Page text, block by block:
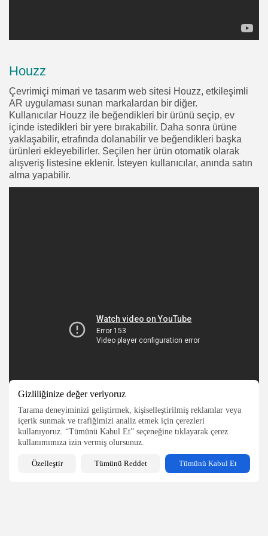
Gizliliğinize değer veriyoruz
Tarama deneyiminizi geliştirmek, kişiselleştirilmiş reklamlar veya
içerik sunmak ve trafiğimizi analiz etmek için çerezleri
kullanıyoruz. “Tümünü Kabul Et” seçeneğine tıklayarak çerez
kullanımımıza izin vermiş olursunuz.
Özelleştir Tümünü Reddet Tümünü Kabul Et
Houzz
Çevrimiçi mimari ve tasarım web sitesi Houzz, etkileşimli
AR uygulaması sunan markalardan bir diğer.
Kullanıcılar Houzz ile beğendikleri bir ürünü seçip, ev
içinde istedikleri bir yere bırakabilir. Daha sonra ürüne
yaklaşabilir, etrafında dolanabilir ve beğendikleri başka
ürünleri ekleyebilirler. Seçilen her ürün otomatik olarak
alışveriş listesine eklenir. İsteyen kullanıcılar, anında satın
alma yapabilir.